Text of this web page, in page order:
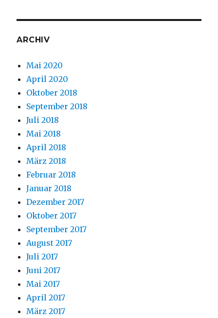
ARCHIV
Mai 2020
April 2020
Oktober 2018
September 2018
Juli 2018
Mai 2018
April 2018
März 2018
Februar 2018
Januar 2018
Dezember 2017
Oktober 2017
September 2017
August 2017
Juli 2017
Juni 2017
Mai 2017
April 2017
März 2017